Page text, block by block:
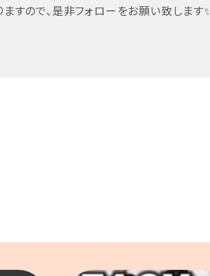
ので、是非フォローをお願い致します